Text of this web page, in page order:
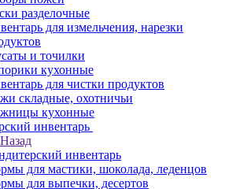
разделочные
для измельчения, нарезки
и точилки
кухонные
для чистки продуктов
складные, охотничьи
кухонные
инвентарь
Назад
инвентарь
для мастики, шоколада, леденцов
для выпечки, десертов